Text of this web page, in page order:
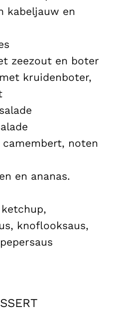
kabeljauw en
zeezout en boter
kruidenboter,
camembert, noten
en ananas.
ketchup,
knoflooksaus,